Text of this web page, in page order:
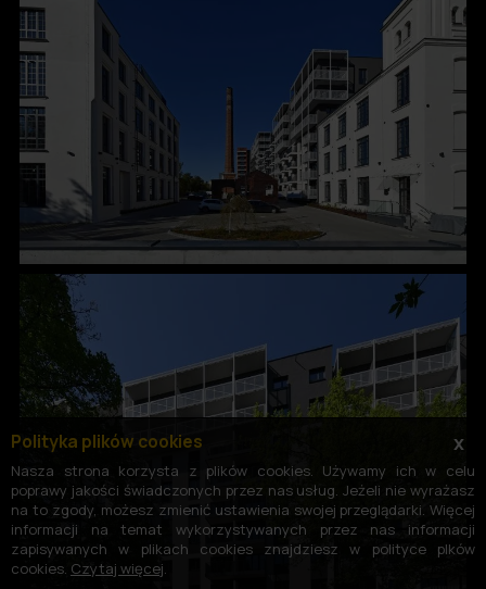
x
Polityka plików cookies
Nasza strona korzysta z plików cookies. Używamy ich w celu
poprawy jakości świadczonych przez nas usług. Jeżeli nie wyrażasz
na to zgody, możesz zmienić ustawienia swojej przeglądarki. Więcej
informacji na temat wykorzystywanych przez nas informacji
zapisywanych w plikach cookies znajdziesz w polityce plków
cookies. Czytaj więcej.